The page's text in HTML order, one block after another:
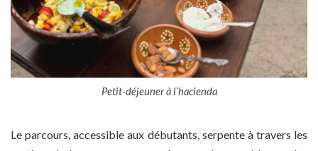
Petit-déjeuner à l’hacienda
Le parcours, accessible aux débutants, serpente à travers les